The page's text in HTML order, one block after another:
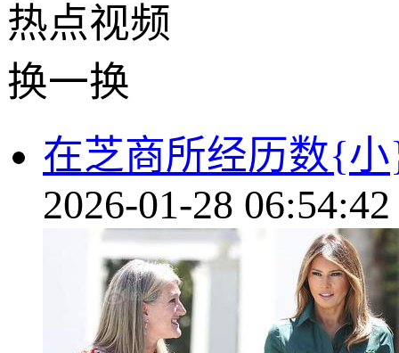
热点视频
换一换
在芝商所经历数{
2026-01-28 06:54:42